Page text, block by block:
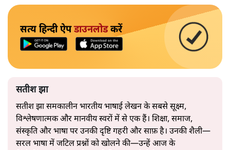
सत्य हिन्दी ऐपडाउनलोडकरें
सतीश झा
सतीश झा समकालीन भारतीय भाषाई लेखन के सबसे सूक्ष्म,
विश्लेषणात्मक और मानवीय स्वरों में से एक हैं। शिक्षा, समाज,
संस्कृति और भाषा पर उनकी दृष्टि गहरी और साफ़ है। उनकी शैली—
सरल भाषा में जटिल प्रश्नों को खोलने की—उन्हें आज के